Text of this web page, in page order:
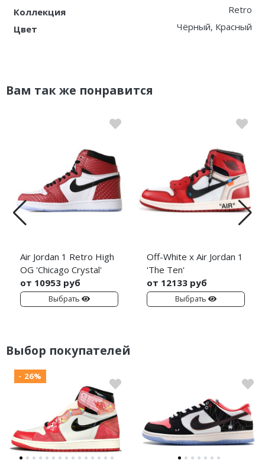
Коллекция
Retro
Цвет
Чёрный, Красный
Вам так же понравится
Air Jordan 1 Retro High
OG 'Chicago Crystal'
от 10953 руб
Выбрать
Off-White x Air Jordan 1
'The Ten'
от 12133 руб
Выбрать
Выбор покупателей
- 26%